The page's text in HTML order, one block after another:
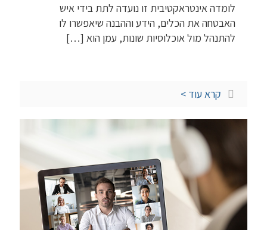
לומדה אינטראקטיבית זו נועדה לתת בידי איש
האבטחה את הכלים, הידע וההבנה שיאפשרו לו
להתנהל מול אוכלוסיות שונות, עמן הוא […]
קרא עוד >